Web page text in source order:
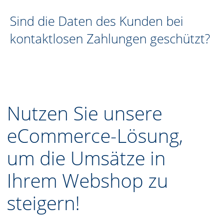
Sind die Daten des Kunden bei
kontaktlosen Zahlungen geschützt?
Nutzen Sie unsere
eCommerce-Lösung,
um die Umsätze in
Ihrem Webshop zu
steigern!